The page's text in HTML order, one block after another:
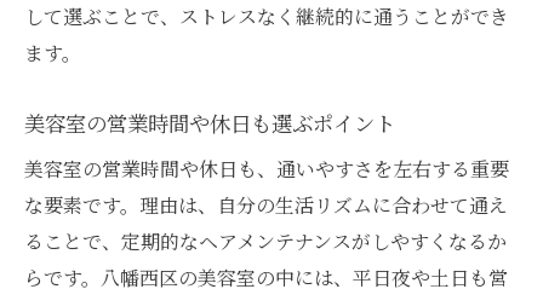
して選ぶことで、ストレスなく継続的に通うことができ
ます。
美容室の営業時間や休日も選ぶポイント
美容室の営業時間や休日も、通いやすさを左右する重要
な要素です。理由は、自分の生活リズムに合わせて通え
ることで、定期的なヘアメンテナンスがしやすくなるか
らです。八幡西区の美容室の中には、平日夜や土日も営